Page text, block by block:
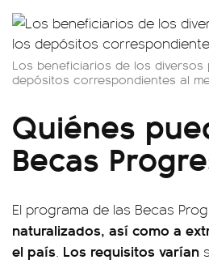
Los beneficiarios de los diversos
depósitos correspondientes al
Quiénes
Becas
El programa de las Becas
naturalizados, así como a
el país. Los requisitos varían